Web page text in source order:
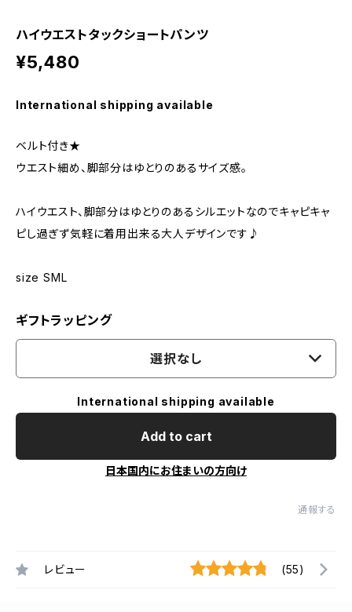
ハイウエストタックショートパンツ
¥5,480
International shipping available
ベルト付き★
ウエスト細め、脚部分はゆとりのあるサイズ感。
ハイウエスト、脚部分はゆとりのあるシルエットなのでキャピキャ
ピし過ぎず気軽に着用出来る大人デザインです♪
size SML
ギフトラッピング
選択なし
International shipping available
Add to cart
日本国内にお住まいの方向け
通報する
レビュー (55)